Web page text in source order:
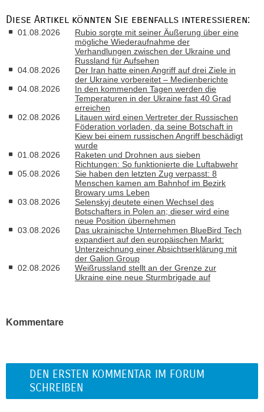
Diese Artikel könnten Sie ebenfalls interessieren:
01.08.2026
Rubio sorgte mit seiner Äußerung über eine
mögliche Wiederaufnahme der
Verhandlungen zwischen der Ukraine und
Russland für Aufsehen
04.08.2026
Der Iran hatte einen Angriff auf drei Ziele in
der Ukraine vorbereitet – Medienberichte
04.08.2026
In den kommenden Tagen werden die
Temperaturen in der Ukraine fast 40 Grad
erreichen
02.08.2026
Litauen wird einen Vertreter der Russischen
Föderation vorladen, da seine Botschaft in
Kiew bei einem russischen Angriff beschädigt
wurde
01.08.2026
Raketen und Drohnen aus sieben
Richtungen: So funktionierte die Luftabwehr
05.08.2026
Sie haben den letzten Zug verpasst: 8
Menschen kamen am Bahnhof im Bezirk
Browary ums Leben
03.08.2026
Selenskyj deutete einen Wechsel des
Botschafters in Polen an; dieser wird eine
neue Position übernehmen
03.08.2026
Das ukrainische Unternehmen BlueBird Tech
expandiert auf den europäischen Markt:
Unterzeichnung einer Absichtserklärung mit
der Galion Group
02.08.2026
Weißrussland stellt an der Grenze zur
Ukraine eine neue Sturmbrigade auf
Kommentare
DEN ERSTEN KOMMENTAR IM FORUM
SCHREIBEN